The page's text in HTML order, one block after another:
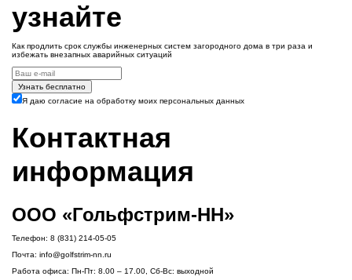
узнайте
Как продлить срок службы инженерных систем загородного дома в три раза и
избежать внезапных аварийных ситуаций
Узнать бесплатно
Я даю согласие на обработку моих персональных данных
Контактная
информация
ООО «Гольфстрим-НН»
Телефон: 8 (831) 214-05-05
Почта: info@golfstrim-nn.ru
Работа офиса: Пн-Пт: 8.00 – 17.00, Сб-Вс: выходной